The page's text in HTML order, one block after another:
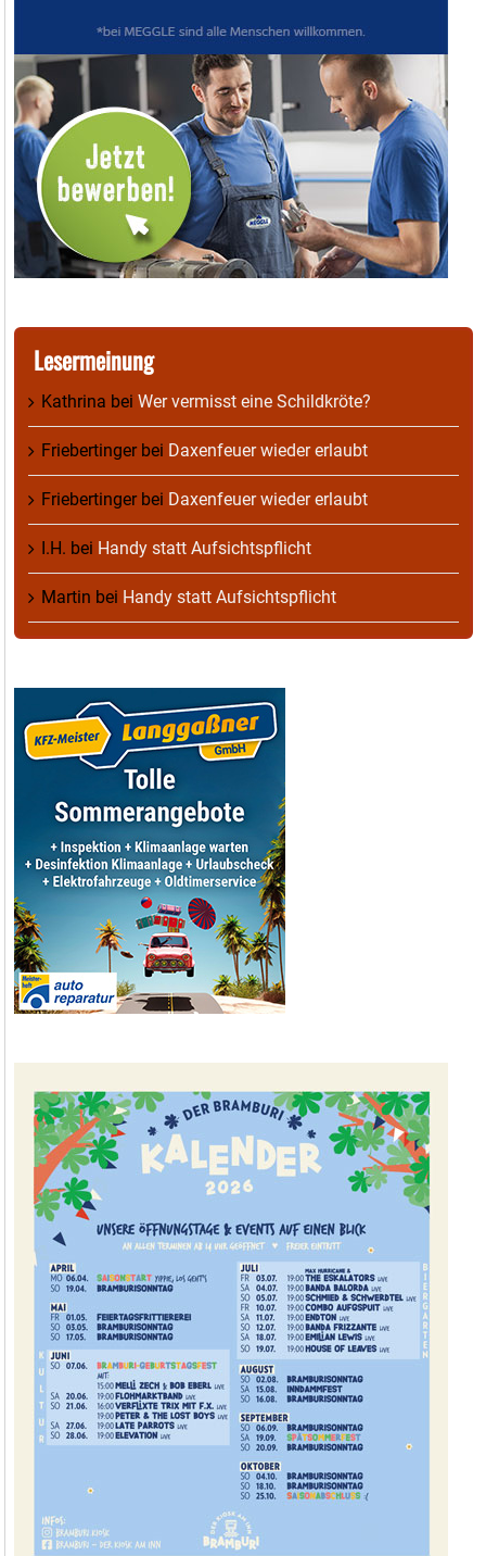
Lesermeinung
Kathrina bei Wer vermisst eine Schildkröte?
Friebertingerbei Daxenfeuer wieder erlaubt
Friebertingerbei Daxenfeuer wieder erlaubt
I.H. bei Handy statt Aufsichtspflicht
Martin bei Handy statt Aufsichtspflicht